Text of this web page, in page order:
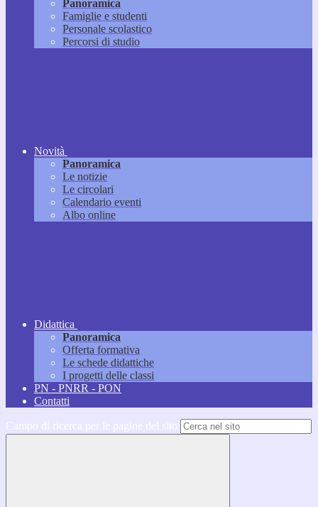
Panoramica
Famiglie e studenti
Personale scolastico
Percorsi di studio
Novità
Panoramica
Le notizie
Le circolari
Calendario eventi
Albo online
Didattica
Panoramica
Offerta formativa
Le schede didattiche
I progetti delle classi
PN - PNRR - PON
Contatti